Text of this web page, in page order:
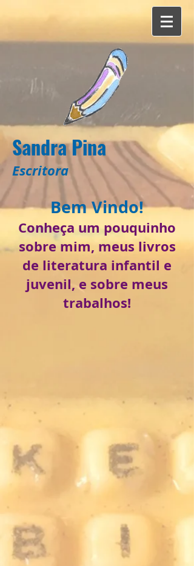
Sandra Pina
Escritora
Bem Vindo!
Conheça um pouquinho
sobre mim, meus livros
de literatura infantil e
juvenil, e sobre meus
trabalhos!